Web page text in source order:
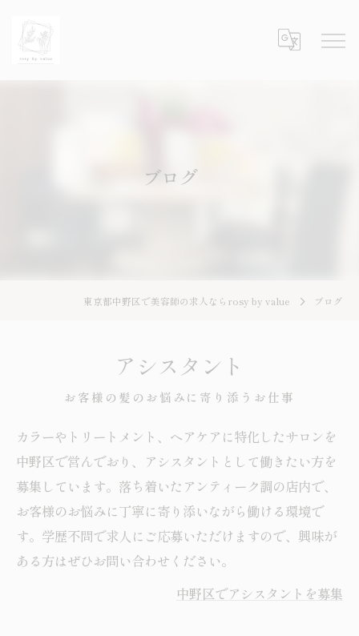
ブログ
東京都中野区で美容師の求人ならrosy by value ブログ
アシスタント
お客様の髪のお悩みに寄り添うお仕事
カラーやトリートメント、ヘアケアに特化したサロンを
中野区で営んでおり、アシスタントとして働きたい方を
募集しています。落ち着いたアンティーク調の店内で、
お客様のお悩みに丁寧に寄り添いながら働ける環境で
す。学歴不問で求人にご応募いただけますので、興味が
ある方はぜひお問い合わせください。
中野区でアシスタントを募集